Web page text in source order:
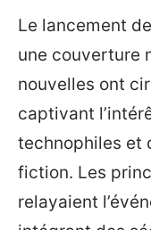
Le lancement
une couverture
nouvelles ont
captivant
technophiles et
fiction. Les
relayaient